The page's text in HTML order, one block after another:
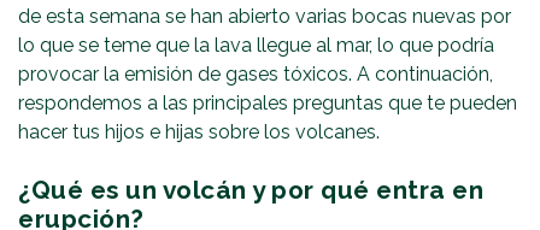
de esta semana se han abierto varias bocas nuevas por
lo que se teme que la lava llegue al mar, lo que podría
provocar la emisión de gases tóxicos. A continuación,
respondemos a las principales preguntas que te pueden
hacer tus hijos e hijas sobre los volcanes.
¿Qué es un volcán y por qué entra en
erupción?